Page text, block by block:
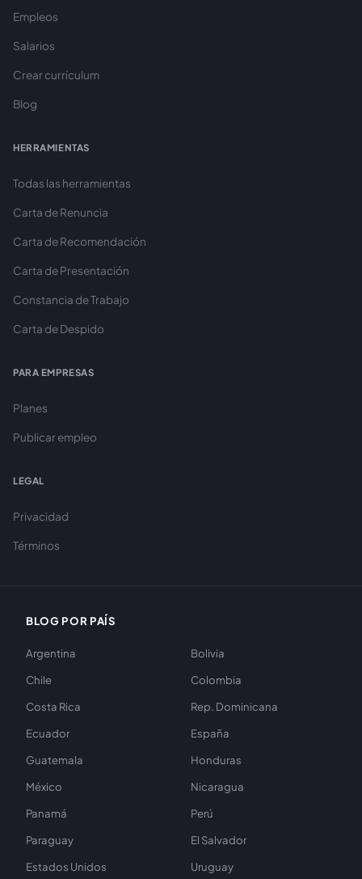
Empleos
Salarios
Crear currículum
Blog
HERRAMIENTAS
Todas las herramientas
Carta de Renuncia
Carta de Recomendación
Carta de Presentación
Constancia de Trabajo
Carta de Despido
PARA EMPRESAS
Planes
Publicar empleo
LEGAL
Privacidad
Términos
BLOG POR PAÍS
Argentina
Bolivia
Chile
Colombia
Costa Rica
Rep. Dominicana
Ecuador
España
Guatemala
Honduras
México
Nicaragua
Panamá
Perú
Paraguay
El Salvador
Estados Unidos
Uruguay